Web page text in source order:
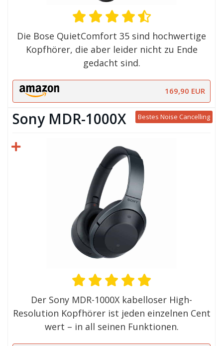
Die Bose QuietComfort 35 sind hochwertige
Kopfhörer, die aber leider nicht zu Ende
gedacht sind.
169,90 EUR
Bestes Noise Cancelling
Sony MDR-1000X
Der Sony MDR-1000X kabelloser High-
Resolution Kopfhörer ist jeden einzelnen Cent
wert – in all seinen Funktionen.